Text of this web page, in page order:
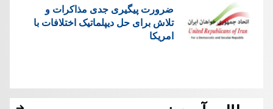
ضرورت پیگیری جدی مذاکرات و
تلاش برای حل دیپلماتیک اختلافات با
امریکا